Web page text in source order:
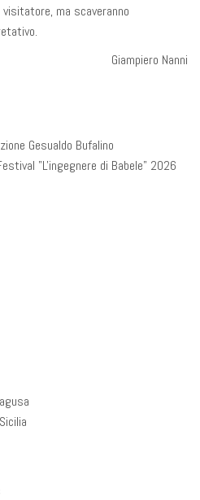
ma scaveranno
Giampiero Nanni
Gesualdo Bufalino
"L'ingegnere di Babele" 2026